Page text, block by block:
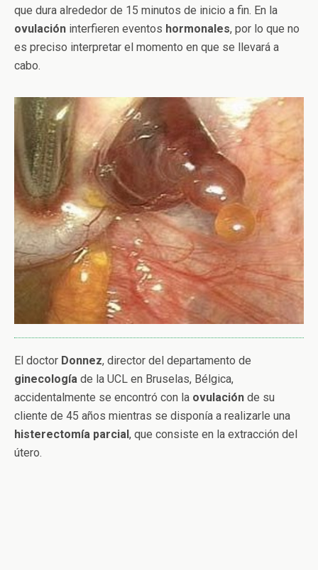
que dura alrededor de 15 minutos de inicio a fin. En la
ovulación interfieren eventos hormonales, por lo que no
es preciso interpretar el momento en que se llevará a
cabo.
El doctor Donnez, director del departamento de
ginecología de la UCL en Bruselas, Bélgica,
accidentalmente se encontró con la ovulación de su
cliente de 45 años mientras se disponía a realizarle una
histerectomía parcial, que consiste en la extracción del
útero.